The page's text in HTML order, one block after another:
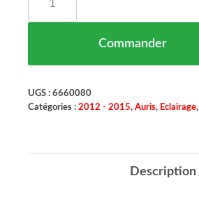
Commander
UGS : 6660080
Catégories : 2012 - 2015, Auris, Eclairage,
Description